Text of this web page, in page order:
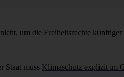
um die Freiheitsrechte
Staat muss Klimaschutz explizit im